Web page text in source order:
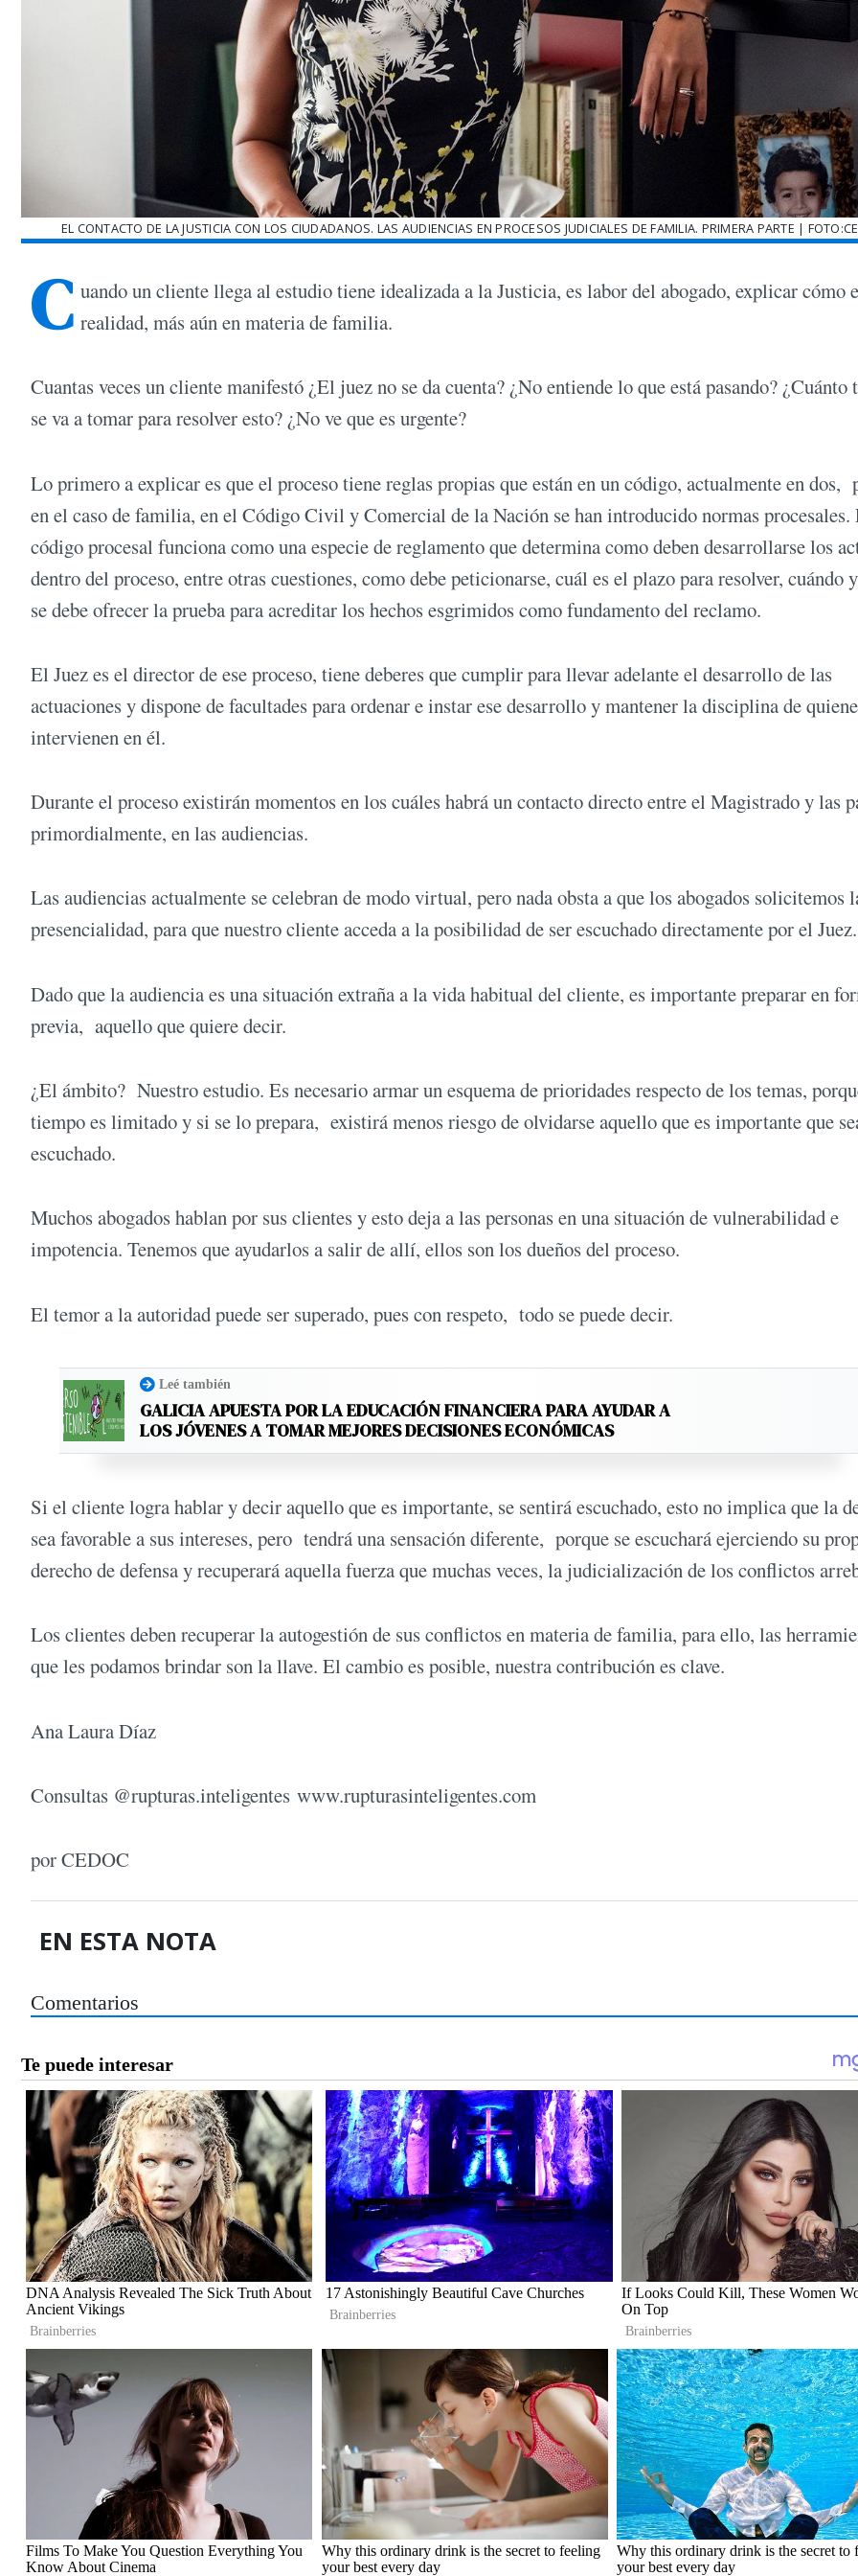
EL CONTACTO DE LA JUSTICIA CON LOS CIUDADANOS. LAS AUDIENCIAS EN PROCESOS JUDICIALES DE FAMILIA. PRIMERA PARTE |
C uando un cliente llega al estudio tiene idealizada a la Justicia, es labor del abogado, explicar cómo
realidad, más aún en materia de familia.
Cuantas veces un cliente manifestó ¿El juez no se da cuenta? ¿No entiende lo que está pasando? ¿Cuánto
se va a tomar para resolver esto? ¿No ve que es urgente?
Lo primero a explicar es que el proceso tiene reglas propias que están en un código, actualmente en dos,
en el caso de familia, en el Código Civil y Comercial de la Nación se han introducido normas procesales.
código procesal funciona como una especie de reglamento que determina como deben desarrollarse los
dentro del proceso, entre otras cuestiones, como debe peticionarse, cuál es el plazo para resolver, cuándo
se debe ofrecer la prueba para acreditar los hechos esgrimidos como fundamento del reclamo.
El Juez es el director de ese proceso, tiene deberes que cumplir para llevar adelante el desarrollo de las
actuaciones y dispone de facultades para ordenar e instar ese desarrollo y mantener la disciplina de
intervienen en él.
Durante el proceso existirán momentos en los cuáles habrá un contacto directo entre el Magistrado y las
primordialmente, en las audiencias.
Las audiencias actualmente se celebran de modo virtual, pero nada obsta a que los abogados solicitemos
presencialidad, para que nuestro cliente acceda a la posibilidad de ser escuchado directamente por el Juez.
Dado que la audiencia es una situación extraña a la vida habitual del cliente, es importante preparar en
previa, aquello que quiere decir.
¿El ámbito? Nuestro estudio. Es necesario armar un esquema de prioridades respecto de los temas,
tiempo es limitado y si se lo prepara, existirá menos riesgo de olvidarse aquello que es importante que
escuchado.
Muchos abogados hablan por sus clientes y esto deja a las personas en una situación de vulnerabilidad e
impotencia. Tenemos que ayudarlos a salir de allí, ellos son los dueños del proceso.
El temor a la autoridad puede ser superado, pues con respeto, todo se puede decir.
Leé también
GALICIA APUESTA POR LA EDUCACIÓN FINANCIERA PARA AYUDAR A
LOS JÓVENES A TOMAR MEJORES DECISIONES ECONÓMICAS
Si el cliente logra hablar y decir aquello que es importante, se sentirá escuchado, esto no implica que la
sea favorable a sus intereses, pero tendrá una sensación diferente, porque se escuchará ejerciendo su
derecho de defensa y recuperará aquella fuerza que muchas veces, la judicialización de los conflictos
Los clientes deben recuperar la autogestión de sus conflictos en materia de familia, para ello, las
que les podamos brindar son la llave. El cambio es posible, nuestra contribución es clave.
Ana Laura Díaz
Consultas @rupturas.inteligentes www.rupturasinteligentes.com
por CEDOC
EN ESTA NOTA
Comentarios